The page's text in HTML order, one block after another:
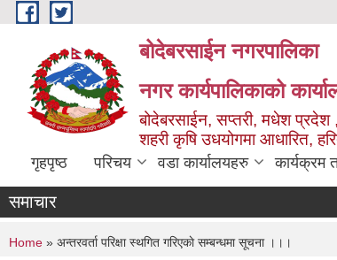
Skip to main content
बोदेबरसाईन नगरपालिका
नगर कार्यपालिकाको
बोदेबरसाईन, सप्तरी, मधेश प्रदेश
शहरी कृषि उधयोगमा आधारित,
गृहपृष्ठ परिचय वडा कार्यालयहरु कार्यक्रम
समाचार
You are here
Home » अन्तरवर्ता परिक्षा स्थगित गरिएकाे सम्बन्धमा सूचना ।।।